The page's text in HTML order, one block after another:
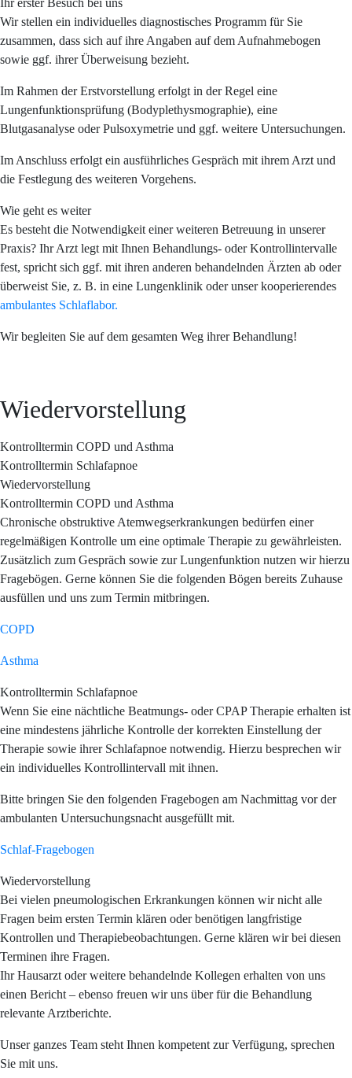
Ihr erster Besuch bei uns
Wir stellen ein individuelles diagnostisches Programm für Sie
zusammen, dass sich auf ihre Angaben auf dem Aufnahmebogen
sowie ggf. ihrer Überweisung bezieht.
Im Rahmen der Erstvorstellung erfolgt in der Regel eine
Lungenfunktionsprüfung (Bodyplethysmographie), eine
Blutgasanalyse oder Pulsoxymetrie und ggf. weitere Untersuchungen.
Im Anschluss erfolgt ein ausführliches Gespräch mit ihrem Arzt und
die Festlegung des weiteren Vorgehens.
Wie geht es weiter
Es besteht die Notwendigkeit einer weiteren Betreuung in unserer
Praxis? Ihr Arzt legt mit Ihnen Behandlungs- oder Kontrollintervalle
fest, spricht sich ggf. mit ihren anderen behandelnden Ärzten ab oder
überweist Sie, z. B. in eine Lungenklinik oder unser kooperierendes
ambulantes Schlaflabor.
Wir begleiten Sie auf dem gesamten Weg ihrer Behandlung!
Wiedervorstellung
Kontrolltermin COPD und Asthma
Kontrolltermin Schlafapnoe
Wiedervorstellung
Kontrolltermin COPD und Asthma
Chronische obstruktive Atemwegserkrankungen bedürfen einer
regelmäßigen Kontrolle um eine optimale Therapie zu gewährleisten.
Zusätzlich zum Gespräch sowie zur Lungenfunktion nutzen wir hierzu
Fragebögen. Gerne können Sie die folgenden Bögen bereits Zuhause
ausfüllen und uns zum Termin mitbringen.
COPD
Asthma
Kontrolltermin Schlafapnoe
Wenn Sie eine nächtliche Beatmungs- oder CPAP Therapie erhalten ist
eine mindestens jährliche Kontrolle der korrekten Einstellung der
Therapie sowie ihrer Schlafapnoe notwendig. Hierzu besprechen wir
ein individuelles Kontrollintervall mit ihnen.
Bitte bringen Sie den folgenden Fragebogen am Nachmittag vor der
ambulanten Untersuchungsnacht ausgefüllt mit.
Schlaf-Fragebogen
Wiedervorstellung
Bei vielen pneumologischen Erkrankungen können wir nicht alle
Fragen beim ersten Termin klären oder benötigen langfristige
Kontrollen und Therapiebeobachtungen. Gerne klären wir bei diesen
Terminen ihre Fragen.
Ihr Hausarzt oder weitere behandelnde Kollegen erhalten von uns
einen Bericht – ebenso freuen wir uns über für die Behandlung
relevante Arztberichte.
Unser ganzes Team steht Ihnen kompetent zur Verfügung, sprechen
Sie mit uns.
Tabakentwöhnungskurs – Info
Infotermin am 01.09.2026 um 16:00 – 17:30
Bitte melden sie sich vorher bei uns an.